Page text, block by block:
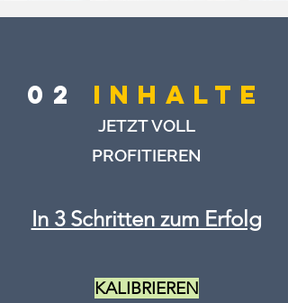
02 Inhalte
JETZT VOLL
PROFITIEREN
In 3 Schritten zum Erfolg
KALIBRIEREN